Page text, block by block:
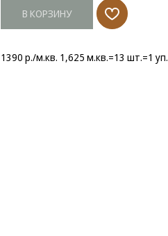
В КОРЗИНУ
1390 р./м.кв. 1,625 м.кв.=13 шт.=1 уп.